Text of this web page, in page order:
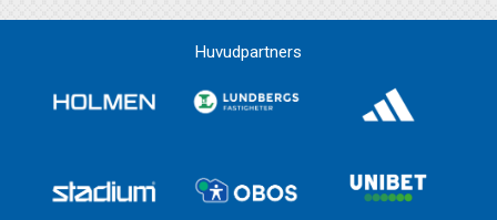
Huvudpartners